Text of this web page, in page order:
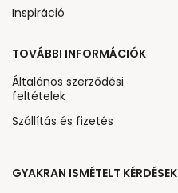
Inspiráció
TOVÁBBI INFORMÁCIÓK
Általános szerződési
feltételek
Szállítás és fizetés
GYAKRAN ISMÉTELT KÉRDÉSEK